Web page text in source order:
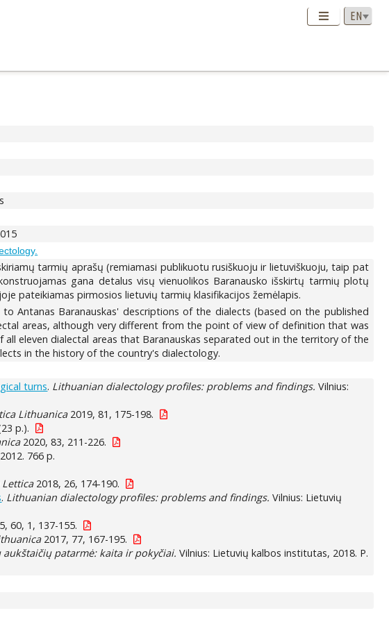
tarmių aprašų (remiamasi publikuotu rusiškuoju ir lietuviškuoju, taip pat
gana detalus visų vienuolikos Baranausko išskirtų tarmių plotų
pateikiamas pirmosios lietuvių tarmių klasifikacijos žemėlapis.
Antanas Baranauskas' descriptions of the dialects (based on the published
areas, although very different from the point of view of definition that was
eleven dialectal areas that Baranauskas separated out in the territory of the
in the history of the country's dialectology.
turns. Lithuanian dialectology profiles: problems and findings. Vilnius:
Lithuanica2019, 81, 175-198.
p.).
2020, 83, 211-226.
766 p.
2018, 26, 174-190.
. Lithuanian dialectology profiles: problems and findings. Vilnius: Lietuvių
60, 1, 137-155.
2017, 77, 167-195.
aukštaičių patarmė: kaita ir pokyčiai. Vilnius: Lietuvių kalbos institutas, 2018. P.